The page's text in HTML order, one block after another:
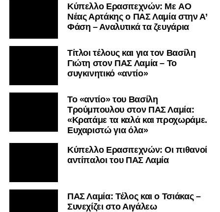
Kύπελλο Ερασιτεχνών: Με AO
Nέας Αρτάκης ο ΠΑΣ Λαμία στην Α’
Φάση – Αναλυτικά τα ζευγάρια
Τίτλοι τέλους και για τον Βασίλη
Γιώτη στον ΠΑΣ Λαμία – Το
συγκινητικό «αντίο»
Το «αντίο» του Βασίλη
Τρούμπουλου στον ΠΑΣ Λαμία:
«Κρατάμε τα καλά και προχωράμε.
Ευχαριστώ για όλα»
Κύπελλο Ερασιτεχνών: Οι πιθανοί
αντίπαλοι του ΠΑΣ Λαμία
ΠΑΣ Λαμία: Τέλος και ο Τσιάκας –
Συνεχίζει στο Αιγάλεω